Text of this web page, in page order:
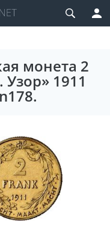
монета 2
1911